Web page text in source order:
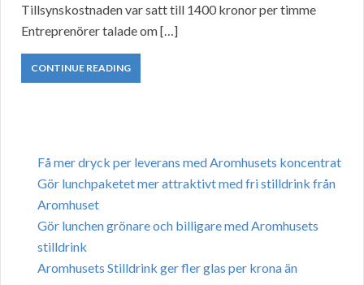
Tillsynskostnaden var satt till 1400 kronor per timme
Entreprenörer talade om […]
CONTINUE READING
Få mer dryck per leverans med Aromhusets koncentrat
Gör lunchpaketet mer attraktivt med fri stilldrink från
Aromhuset
Gör lunchen grönare och billigare med Aromhusets
stilldrink
Aromhusets Stilldrink ger fler glas per krona än